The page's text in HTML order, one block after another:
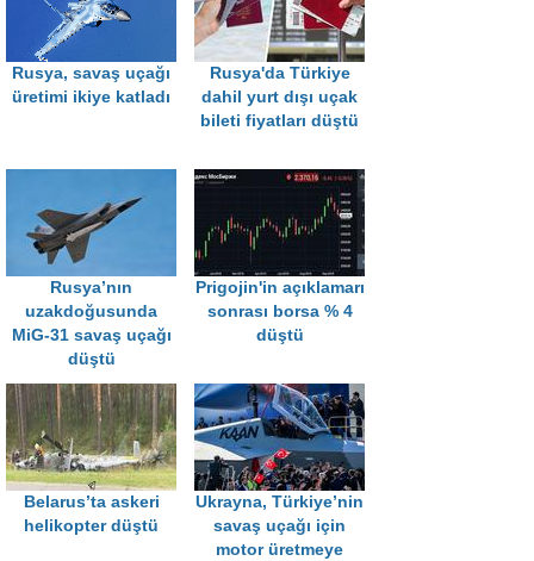
Rusya, savaş uçağı
üretimi ikiye katladı
Rusya'da Türkiye
dahil yurt dışı uçak
bileti fiyatları düştü
Rusya’nın
uzakdoğusunda
MiG-31 savaş uçağı
düştü
Prigojin'in açıklamarı
sonrası borsa % 4
düştü
Belarus’ta askeri
helikopter düştü
Ukrayna, Türkiye’nin
savaş uçağı için
motor üretmeye